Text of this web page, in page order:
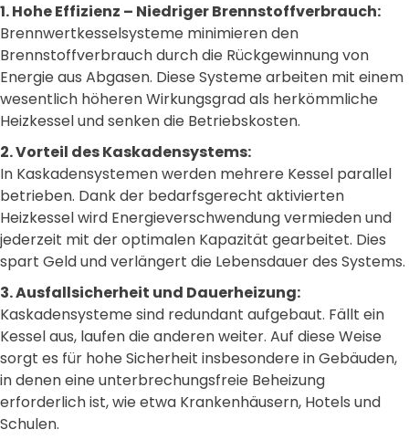
1. Hohe Effizienz – Niedriger Brennstoffverbrauch:
Brennwertkesselsysteme minimieren den
Brennstoffverbrauch durch die Rückgewinnung von
Energie aus Abgasen. Diese Systeme arbeiten mit einem
wesentlich höheren Wirkungsgrad als herkömmliche
Heizkessel und senken die Betriebskosten.
2. Vorteil des Kaskadensystems:
In Kaskadensystemen werden mehrere Kessel parallel
betrieben. Dank der bedarfsgerecht aktivierten
Heizkessel wird Energieverschwendung vermieden und
jederzeit mit der optimalen Kapazität gearbeitet. Dies
spart Geld und verlängert die Lebensdauer des Systems.
3. Ausfallsicherheit und Dauerheizung:
Kaskadensysteme sind redundant aufgebaut. Fällt ein
Kessel aus, laufen die anderen weiter. Auf diese Weise
sorgt es für hohe Sicherheit insbesondere in Gebäuden,
in denen eine unterbrechungsfreie Beheizung
erforderlich ist, wie etwa Krankenhäusern, Hotels und
Schulen.